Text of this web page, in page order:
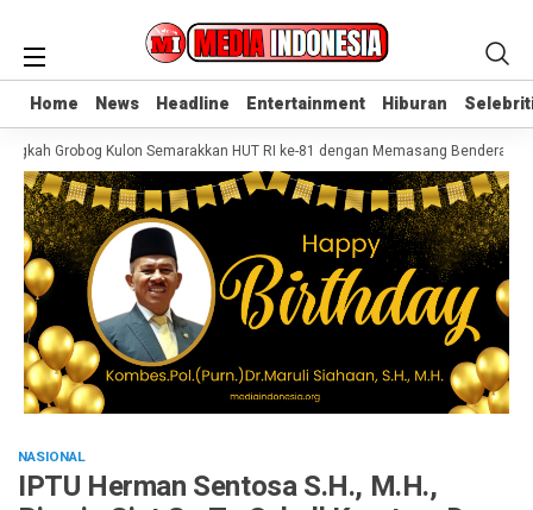
Home News Headline Entertainment Hiburan
Home News Headline Entertainment Hiburan
Grobog Kulon Semarakkan HUT RI ke-81 dengan Memasang Bendera
NASIONAL
IPTU Herman Sentosa S.H., M.H.,